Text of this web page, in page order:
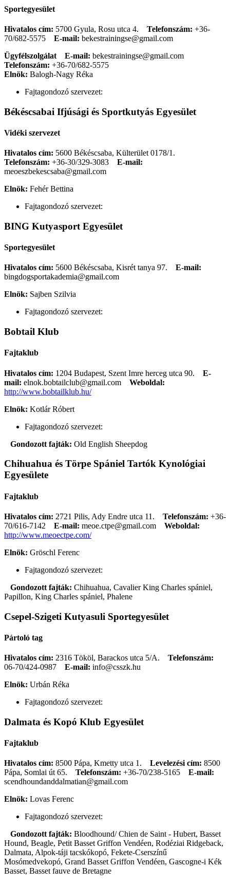
Sportegyesület
Hivatalos cím: 5700 Gyula, Rosu utca 4. Telefonszám: +36-
70/682-5575
E-mail: bekestrainingse@gmail.com
Ügyfélszolgálat
E-mail: bekestrainingse@gmail.com
Telefonszám: +36-70/682-5575
Elnök: Balogh-Nagy Réka
Fajtagondozó szervezet:
Békéscsabai Ifjúsági és Sportkutyás Egyesület
Vidéki szervezet
Hivatalos cím: 5600 Békéscsaba, Külterület 0178/1.
Telefonszám: +36-30/329-3083
E-mail:
meoeszbekescsaba@gmail.com
Elnök: Fehér Bettina
Fajtagondozó szervezet:
BING Kutyasport Egyesület
Sportegyesület
Hivatalos cím: 5600 Békéscsaba, Kisrét tanya 97. E-mail:
bingdogsportakademia@gmail.com
Elnök: Sajben Szilvia
Fajtagondozó szervezet:
Bobtail Klub
Fajtaklub
Hivatalos cím: 1204 Budapest, Szent Imre herceg utca 90. E-
mail: elnok.bobtailclub@gmail.com
Weboldal:
http://www.bobtailklub.hu/
Elnök: Kotlár Róbert
Fajtagondozó szervezet:
Gondozott fajták: Old English Sheepdog
Chihuahua és Törpe Spániel Tartók Kynológiai
Egyesülete
Fajtaklub
Hivatalos cím: 2721 Pilis, Ady Endre utca 11. Telefonszám: +36-
70/616-7142
E-mail: meoe.ctpe@gmail.com
Weboldal:
http://www.meoectpe.com/
Elnök: Gröschl Ferenc
Fajtagondozó szervezet:
Gondozott fajták: Chihuahua, Cavalier King Charles spániel,
Papillon, King Charles spániel, Phalene
Csepel-Szigeti Kutyasuli Sportegyesület
Pártoló tag
Hivatalos cím: 2316 Tököl, Barackos utca 5/A. Telefonszám:
06-70/424-0987
E-mail: info@csszk.hu
Elnök: Urbán Réka
Fajtagondozó szervezet:
Dalmata és Kopó Klub Egyesület
Fajtaklub
Hivatalos cím: 8500 Pápa, Kmetty utca 1. Levelezési cím: 8500
Pápa, Somlai út 65.
Telefonszám: +36-70/238-5165
E-mail:
scendhoundanddalmatian@gmail.com
Elnök: Lovas Ferenc
Fajtagondozó szervezet:
Gondozott fajták: Bloodhound/ Chien de Saint - Hubert, Basset
Hound, Beagle, Petit Basset Griffon Vendéen, Rodéziai Ridgeback,
Dalmata, Alpok-táji tacskókopó, Fekete-Cserszínű
Mosómedvekopó, Grand Basset Griffon Vendéen, Gascogne-i Kék
Basset, Basset fauve de Bretagne